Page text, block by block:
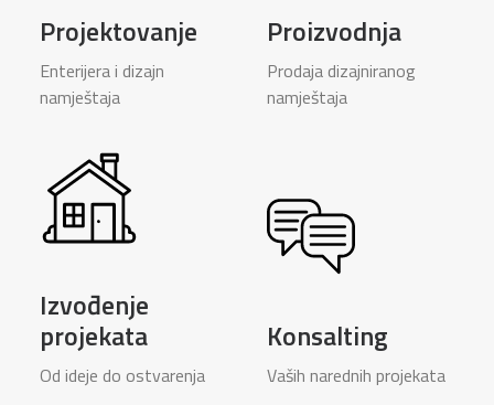
Projektovanje
Enterijera i dizajn
namještaja
Proizvodnja
Prodaja dizajniranog
namještaja
Izvođenje
projekata
Od ideje do ostvarenja
Konsalting
Vaših narednih projekata